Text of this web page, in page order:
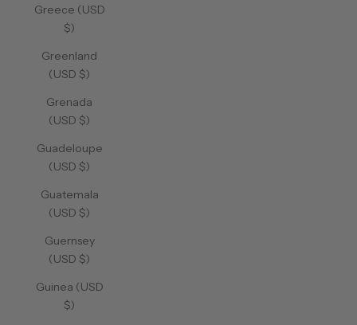
Greece (USD
$)
Greenland
(USD $)
Grenada
(USD $)
Guadeloupe
(USD $)
Guatemala
(USD $)
Guernsey
(USD $)
Guinea (USD
$)